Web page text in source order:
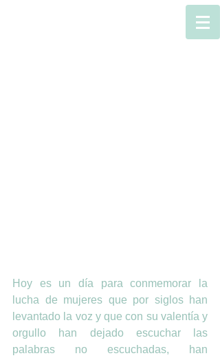
Hoy es un día para conmemorar la
lucha de mujeres que por siglos han
levantado la voz y que con su valentía y
orgullo han dejado escuchar las
palabras no escuchadas, han